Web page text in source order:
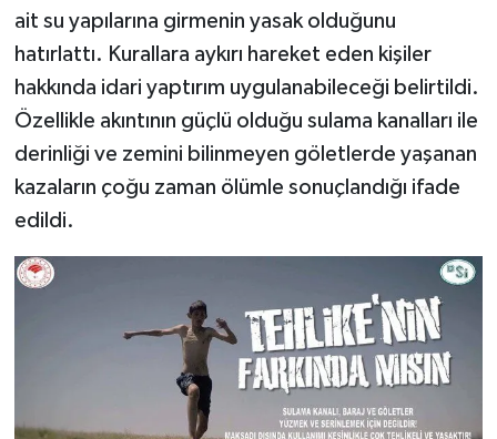
ait su yapılarına girmenin yasak olduğunu
hatırlattı. Kurallara aykırı hareket eden kişiler
hakkında idari yaptırım uygulanabileceği belirtildi.
Özellikle akıntının güçlü olduğu sulama kanalları ile
derinliği ve zemini bilinmeyen göletlerde yaşanan
kazaların çoğu zaman ölümle sonuçlandığı ifade
edildi.